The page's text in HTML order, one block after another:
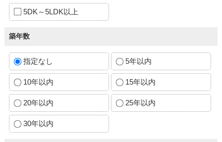
5DK～5LDK以上
築年数
指定なし 5年以内
10年以内 15年以内
20年以内 25年以内
30年以内